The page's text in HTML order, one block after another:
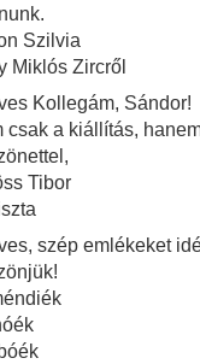
Szilvia
Miklós Zircről
Kollegám, Sándor!
csak a kiállítás,
Tibor
szép emlékeket